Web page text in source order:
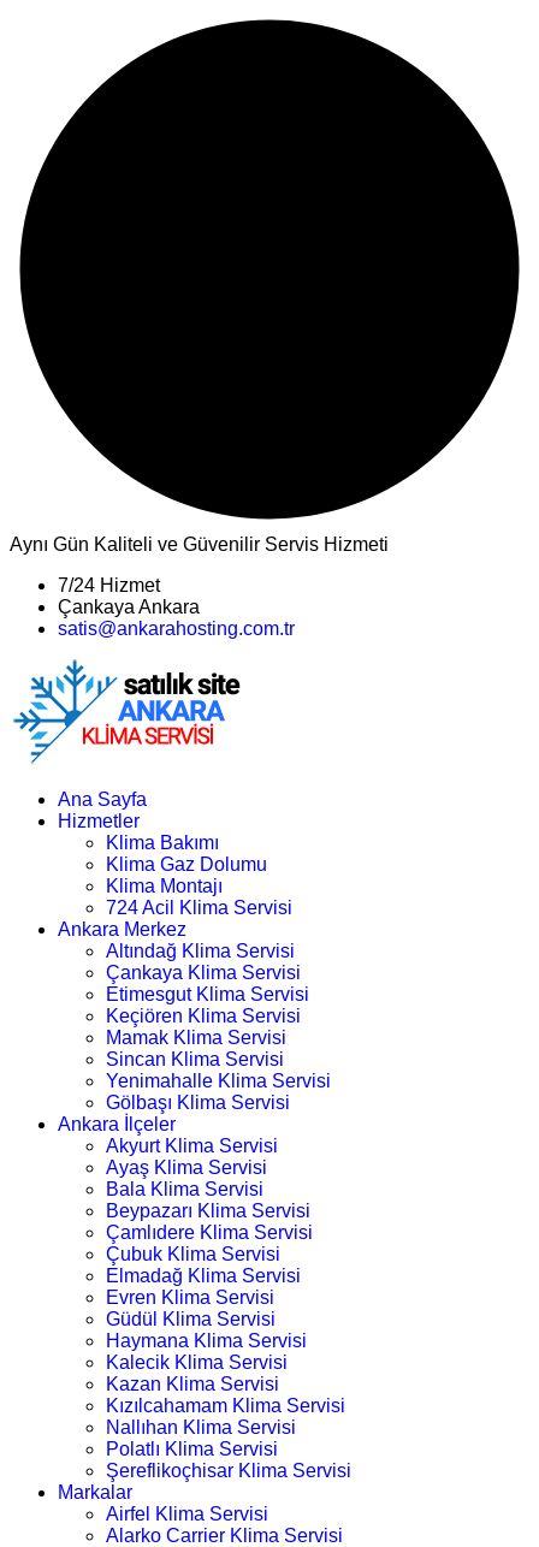
Aynı Gün Kaliteli ve Güvenilir Servis Hizmeti
7/24 Hizmet
Çankaya Ankara
satis@ankarahosting.com.tr
Ana Sayfa
Hizmetler
Klima Bakımı
Klima Gaz Dolumu
Klima Montajı
724 Acil Klima Servisi
Ankara Merkez
Altındağ Klima Servisi
Çankaya Klima Servisi
Etimesgut Klima Servisi
Keçiören Klima Servisi
Mamak Klima Servisi
Sincan Klima Servisi
Yenimahalle Klima Servisi
Gölbaşı Klima Servisi
Ankara İlçeler
Akyurt Klima Servisi
Ayaş Klima Servisi
Bala Klima Servisi
Beypazarı Klima Servisi
Çamlıdere Klima Servisi
Çubuk Klima Servisi
Elmadağ Klima Servisi
Evren Klima Servisi
Güdül Klima Servisi
Haymana Klima Servisi
Kalecik Klima Servisi
Kazan Klima Servisi
Kızılcahamam Klima Servisi
Nallıhan Klima Servisi
Polatlı Klima Servisi
Şereflikoçhisar Klima Servisi
Markalar
Airfel Klima Servisi
Alarko Carrier Klima Servisi